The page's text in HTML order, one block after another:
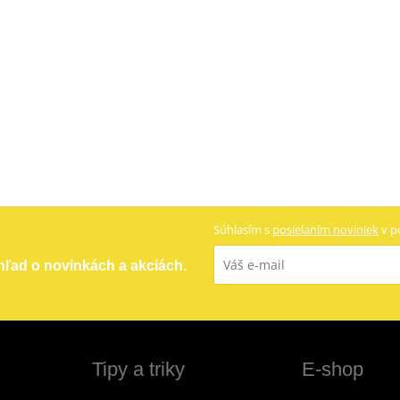
o novinkách a akciách.
Súhlasím s posielaním noviniekv
Tipy a triky E-shop